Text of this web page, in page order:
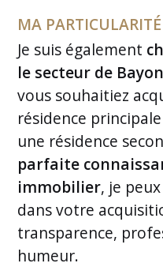
MA PARTICULARITÉ
Je suis également
le secteur de
vous souhaitiez
résidence
une résidence
parfaite
immobilier, je
dans votre
transparence,
humeur.